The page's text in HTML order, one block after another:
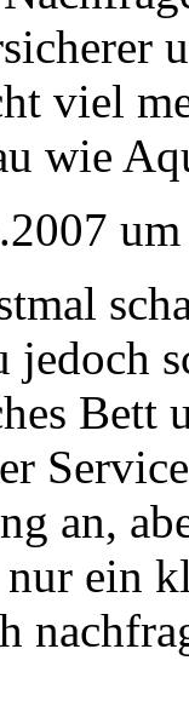
viel
wie
jedoch
an,
ein